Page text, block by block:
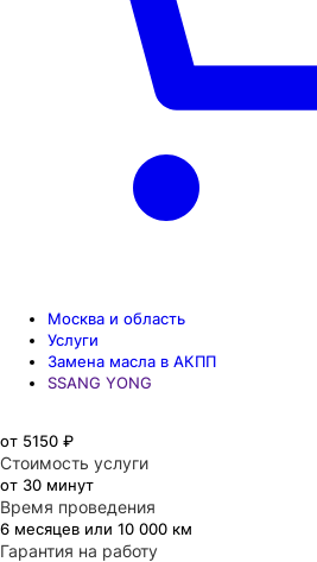
Москва и область
Услуги
Замена масла в АКПП
SSANG YONG
от 5150 ₽
Стоимость услуги
от 30 минут
Время проведения
6 месяцев или 10 000 км
Гарантия на работу